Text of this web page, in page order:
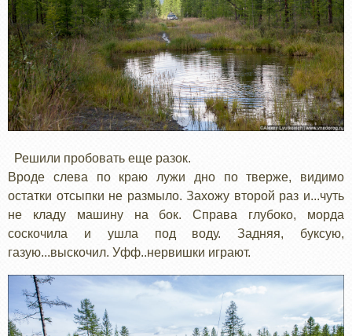
Решили пробовать еще разок.
Вроде слева по краю лужи дно по тверже, видимо
остатки отсыпки не размыло. Захожу второй раз и...чуть
не кладу машину на бок. Справа глубоко, морда
соскочила и ушла под воду. Задняя, буксую,
газую...выскочил. Уфф..нервишки играют.